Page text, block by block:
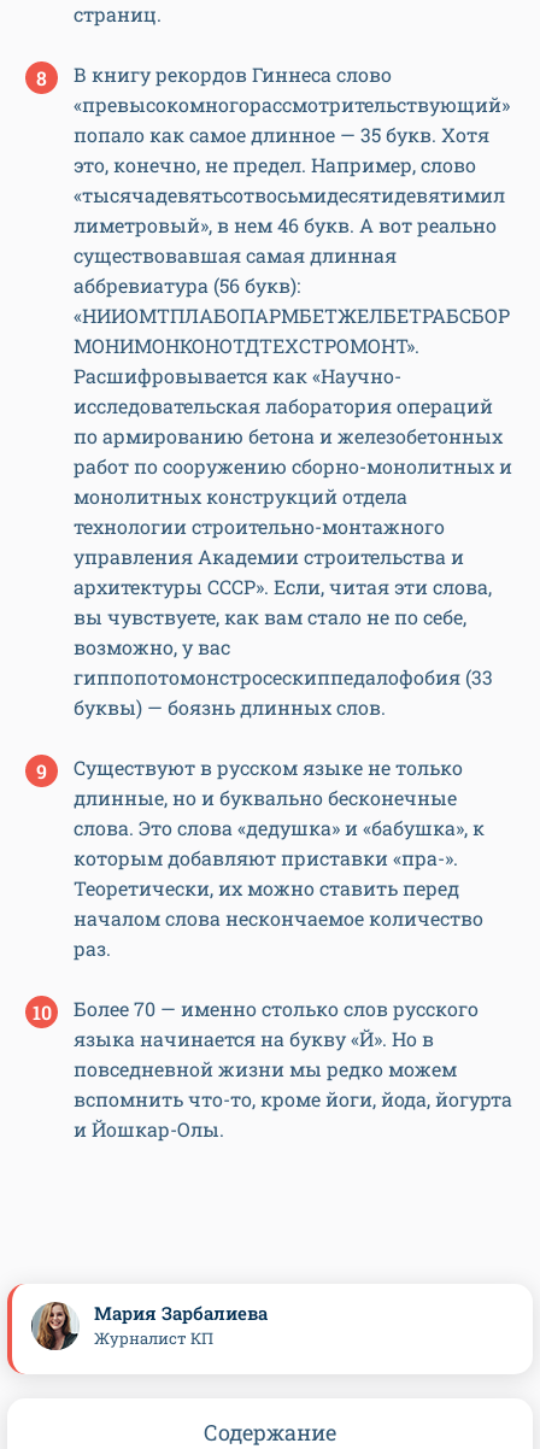
страниц.
В книгу рекордов Гиннеса слово
«превысокомногорассмотрительствующий»
попало как самое длинное — 35 букв. Хотя
это, конечно, не предел. Например, слово
«тысячадевятьсотвосьмидесятидевятимил
лиметровый», в нем 46 букв. А вот реально
существовавшая самая длинная
аббревиатура (56 букв):
«НИИОМТПЛАБОПАРМБЕТЖЕЛБЕТРАБСБОР
МОНИМОНКОНОТДТЕХСТРОМОНТ».
Расшифровывается как «Научно-
исследовательская лаборатория операций
по армированию бетона и железобетонных
работ по сооружению сборно-монолитных и
монолитных конструкций отдела
технологии строительно-монтажного
управления Академии строительства и
архитектуры СССР». Если, читая эти слова,
вы чувствуете, как вам стало не по себе,
возможно, у вас
гиппопотомонстросескиппедалофобия (33
буквы) — боязнь длинных слов.
Существуют в русском языке не только
длинные, но и буквально бесконечные
слова. Это слова «дедушка» и «бабушка», к
которым добавляют приставки «пра-».
Теоретически, их можно ставить перед
началом слова нескончаемое количество
раз.
Более 70 — именно столько слов русского
языка начинается на букву «Й». Но в
повседневной жизни мы редко можем
вспомнить что-то, кроме йоги, йода, йогурта
и Йошкар-Олы.
Мария Зарбалиева
Журналист КП
Содержание